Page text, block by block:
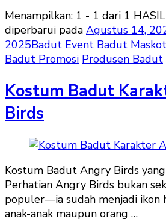
Menampilkan: 1 - 1 dari 1 HASIL
diperbarui pada Agustus 14,
2025Badut Event Badut Maskot
Badut Promosi Produsen Badut
Kostum Badut
Birds
Kostum Badut Angry Birds
Perhatian Angry Birds bukan
populer—ia sudah menjadi ikon
anak-anak maupun orang …